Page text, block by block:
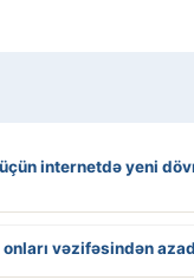
internetdə yeni
vəzifəsindən